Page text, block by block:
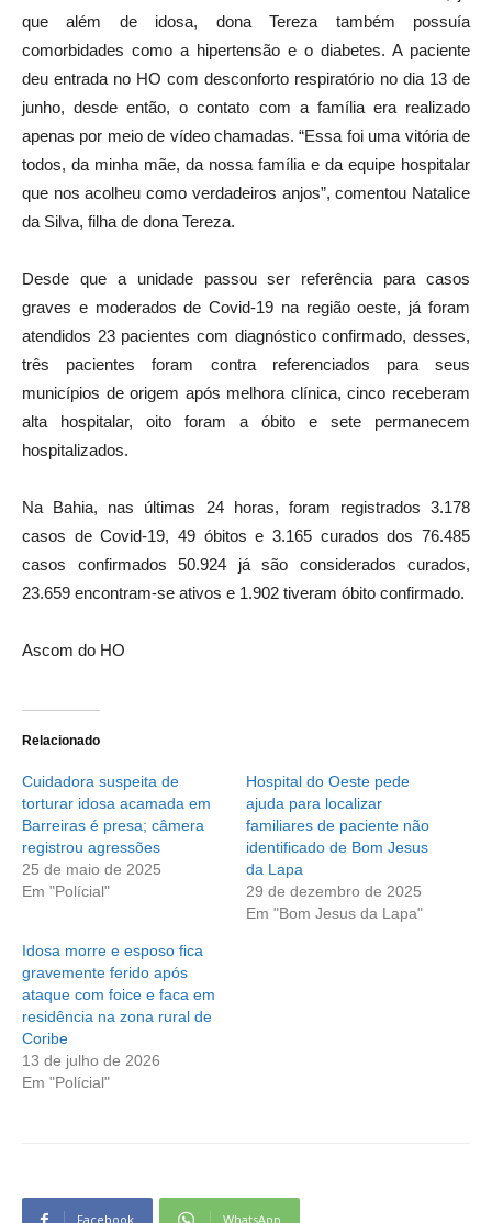
que além de idosa, dona Tereza também possuía
comorbidades como a hipertensão e o diabetes. A paciente
deu entrada no HO com desconforto respiratório no dia 13 de
junho, desde então, o contato com a família era realizado
apenas por meio de vídeo chamadas. “Essa foi uma vitória de
todos, da minha mãe, da nossa família e da equipe hospitalar
que nos acolheu como verdadeiros anjos”, comentou Natalice
da Silva, filha de dona Tereza.
Desde que a unidade passou ser referência para casos
graves e moderados de Covid-19 na região oeste, já foram
atendidos 23 pacientes com diagnóstico confirmado, desses,
três pacientes foram contra referenciados para seus
municípios de origem após melhora clínica, cinco receberam
alta hospitalar, oito foram a óbito e sete permanecem
hospitalizados.
Na Bahia, nas últimas 24 horas, foram registrados 3.178
casos de Covid-19, 49 óbitos e 3.165 curados dos 76.485
casos confirmados 50.924 já são considerados curados,
23.659 encontram-se ativos e 1.902 tiveram óbito confirmado.
Ascom do HO
Relacionado
Cuidadora suspeita de
torturar idosa acamada em
Barreiras é presa; câmera
registrou agressões
25 de maio de 2025
Em "Polícial"
Hospital do Oeste pede
ajuda para localizar
familiares de paciente não
identificado de Bom Jesus
da Lapa
29 de dezembro de 2025
Em "Bom Jesus da Lapa"
Idosa morre e esposo fica
gravemente ferido após
ataque com foice e faca em
residência na zona rural de
Coribe
13 de julho de 2026
Em "Polícial"
Facebook WhatsApp